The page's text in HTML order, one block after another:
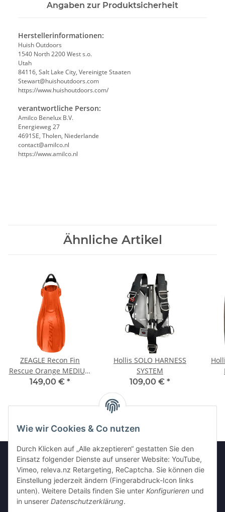
Wie wir Cookies & Co nutzen
Durch Klicken auf „Alle akzeptieren“ gestatten Sie den
Einsatz folgender Dienste auf unserer Website: YouTube,
Vimeo, releva.nz Retargeting, ReCaptcha. Sie können die
Einstellung jederzeit ändern (Fingerabdruck-Icon links
unten). Weitere Details finden Sie unter Konfigurieren und
in unserer Datenschutzerklärung.
Angaben zur Produktsicherheit
Herstellerinformationen:
Huish Outdoors
1540 North 2200 West s.o.
Utah
84116, Salt Lake City, Vereinigte Staaten
Stewart@huishoutdoors.com
https://www.huishoutdoors.com/
verantwortliche Person:
Amilco Benelux B.V.
Energieweg 27
4691SE, Tholen, Niederlande
contact@amilco.nl
https://www.amilco.nl
Ähnliche Artikel
ZEAGLE Recon Fin
Rescue Orange MEDIUM
Limited Edition
149,00 € *
Hollis SOLO HARNESS
SYSTEM
109,00 € *
Informationen
Gesetzliche Informationen